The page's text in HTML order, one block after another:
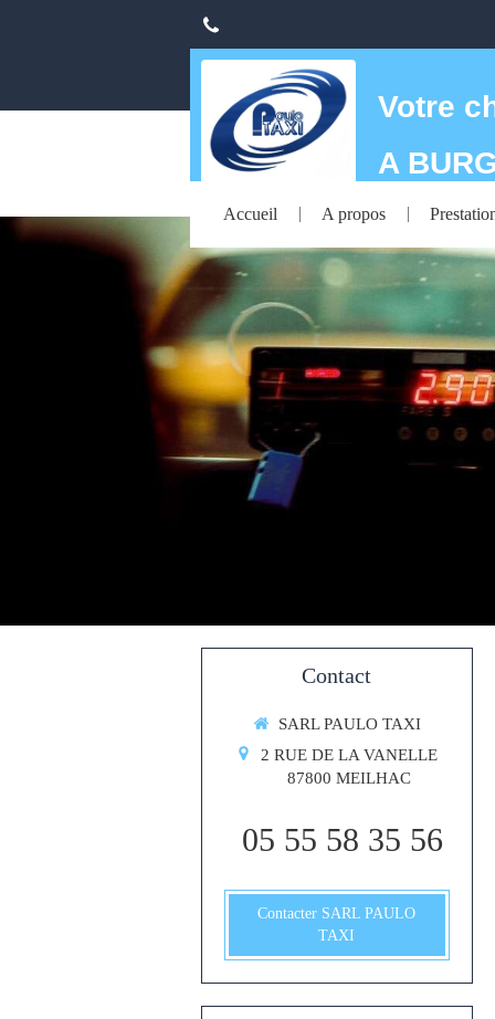
Votre
A
Accueil A propos
Contact
SARL PAULO TAXI
2 RUE DE LA VANELLE
87800 MEILHAC
05 55 58 35 56
Contacter SARL PAULO
TAXI